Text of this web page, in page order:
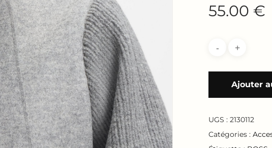
55.00 €
Ajouter
UGS :2130112
Catégories :